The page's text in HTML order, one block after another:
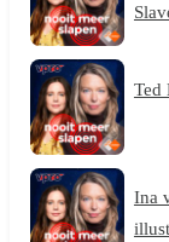
Ted
Ina